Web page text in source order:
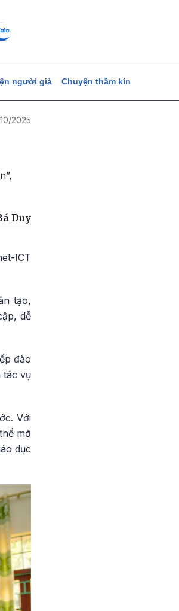
người già Chuyện thầm kín
2025
Duy
ICT
tạo,
dễ
đào
tác vụ
Với
mở
dục